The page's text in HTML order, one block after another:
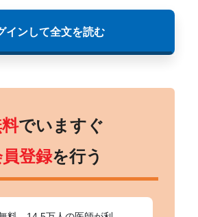
インして全文を読む
でいますぐ
登録を行う